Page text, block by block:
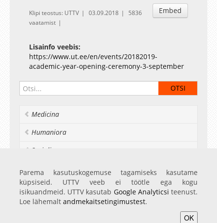
Embed
Klipi teostus: UTTV 03.09.2018
5836
vaatamist
Lisainfo veebis:
https://www.ut.ee/en/events/20182019-
academic-year-opening-ceremony-3-september
Medicina
Humaniora
Socialia
Realia et naturalia
Ülikoolist veel
Parema kasutuskogemuse tagamiseks kasutame
küpsiseid. UTTV veeb ei töötle ega kogu
isikuandmeid. UTTV kasutab Google Analyticsi teenust.
Loe lähemalt andmekaitsetingimustest.
OK